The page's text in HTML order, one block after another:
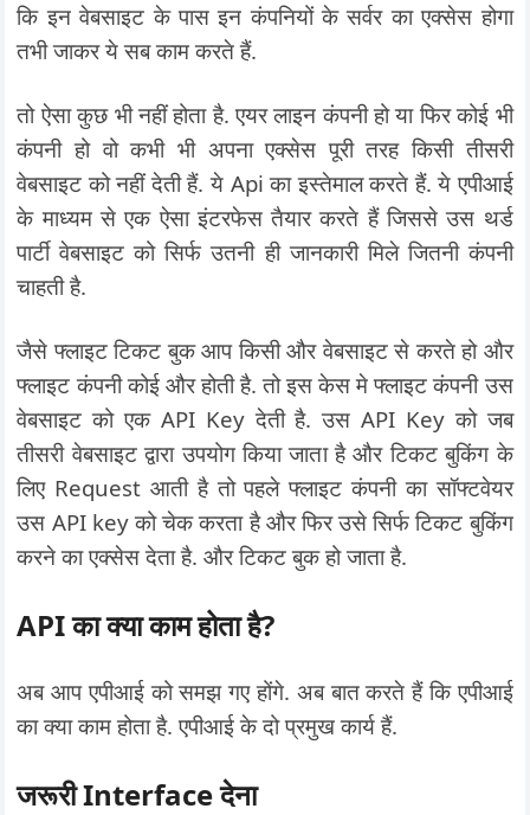
कि इन वेबसाइट के पास इन कंपनियों के सर्वर का एक्सेस होगा
तभी जाकर ये सब काम करते हैं.
तो ऐसा कुछ भी नहीं होता है. एयर लाइन कंपनी हो या फिर कोई भी
कंपनी हो वो कभी भी अपना एक्सेस पूरी तरह किसी तीसरी
वेबसाइट को नहीं देती हैं. ये Api का इस्तेमाल करते हैं. ये एपीआई
के माध्यम से एक ऐसा इंटरफेस तैयार करते हैं जिससे उस थर्ड
पार्टी वेबसाइट को सिर्फ उतनी ही जानकारी मिले जितनी कंपनी
चाहती है.
जैसे फ्लाइट टिकट बुक आप किसी और वेबसाइट से करते हो और
फ्लाइट कंपनी कोई और होती है. तो इस केस मे फ्लाइट कंपनी उस
वेबसाइट को एक API Key देती है. उस API Key को जब
तीसरी वेबसाइट द्वारा उपयोग किया जाता है और टिकट बुकिंग के
लिए Request आती है तो पहले फ्लाइट कंपनी का सॉफ्टवेयर
उस API key को चेक करता है और फिर उसे सिर्फ टिकट बुकिंग
करने का एक्सेस देता है. और टिकट बुक हो जाता है.
API का क्या काम होता है?
अब आप एपीआई को समझ गए होंगे. अब बात करते हैं कि एपीआई
का क्या काम होता है. एपीआई के दो प्रमुख कार्य हैं.
जरूरी Interface देना